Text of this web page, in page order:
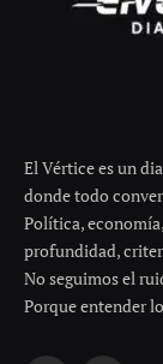
El Vértice es un
donde todo
Política,
profundidad,
No seguimos el
Porque entender